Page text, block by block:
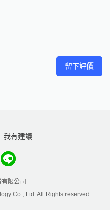
留下評價
我有建議
限公司
Co., Ltd. All Rights reserved